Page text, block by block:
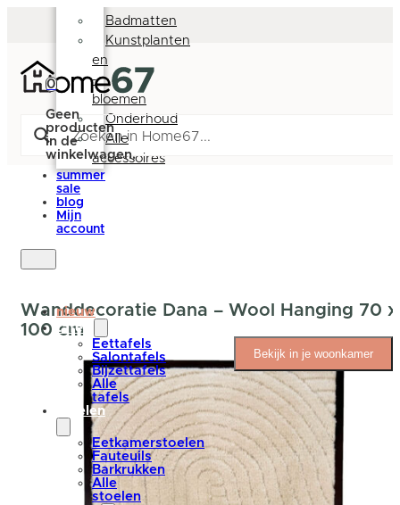
0
Geen
producten
in de
winkelwagen.
Badmatten
Kunstplanten
en
-
bloemen
Onderhoud
Alle
accessoires
summer
sale
blog
Mijn
account
nieuw
tafels
Eettafels
Salontafels
Bijzettafels
Alle
tafels
stoelen
Eetkamerstoelen
Fauteuils
Barkrukken
Alle
stoelen
Wanddecoratie Dana – Wool Hanging 70 x
100 cm
Bekijk in je woonkamer